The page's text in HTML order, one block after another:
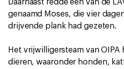
Daarnaast redde een van de
genaamd Moses, die vier
drijvende plank had gezeten.
Het vrijwilligersteam van OIPA
dieren, waaronder honden,